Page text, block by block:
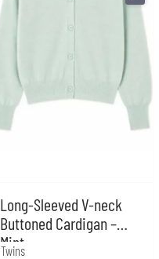
Long-Sleeved V-neck
Buttoned Cardigan –
Mint
Twins